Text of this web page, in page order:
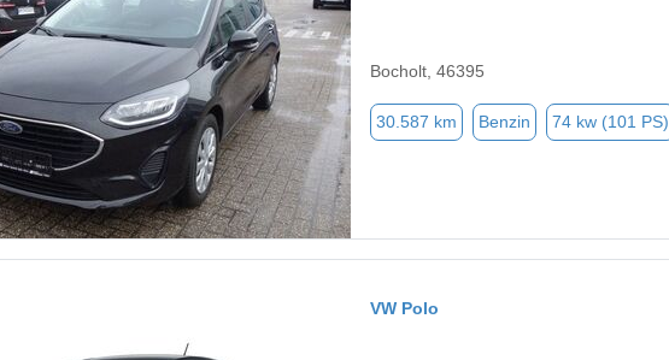
Bocholt, 46395
30.587 km Benzin 74 kw (101 PS)
VW Polo